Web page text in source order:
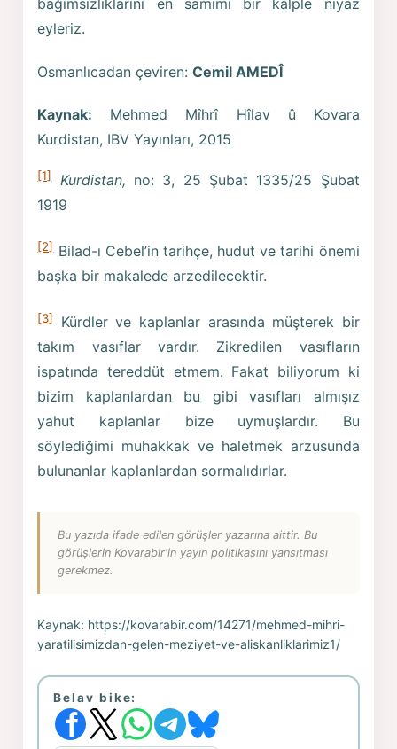
eyleriz.
Osmanlıcadan çeviren:Cemil AMEDÎ
Kaynak: Mehmed Mîhrî Hîlav û Kovara
Kurdistan, IBV Yayınları, 2015
[1] Kurdistan, no: 3, 25 Şubat 1335/25 Şubat
1919
[2] Bilad-ı Cebel’in tarihçe, hudut ve tarihi önemi
başka bir makalede arzedilecektir.
[3]Kürdler ve kaplanlar arasında müşterek bir
takım vasıflar vardır. Zikredilen vasıfların
ispatında tereddüt etmem. Fakat biliyorum ki
bizim kaplanlardan bu gibi vasıfları almışız
yahut kaplanlar bize uymuşlardır. Bu
söylediğimi muhakkak ve haletmek arzusunda
bulunanlar kaplanlardan sormalıdırlar.
Bu yazıda ifade edilen görüşler yazarına aittir. Bu
görüşlerin Kovarabir'in yayın politikasını yansıtması
gerekmez.
Kaynak: https://kovarabir.com/14271/mehmed-mihri-
yaratilisimizdan-gelen-meziyet-ve-aliskanliklarimiz1/
Belav bike: